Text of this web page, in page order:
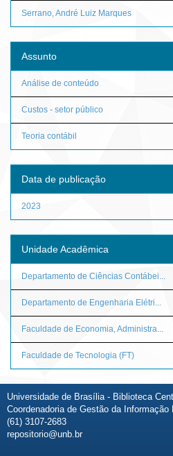
Serrano, André Luiz Marques
Assunto
Análise de conteúdo
Custos - setor público
Teoria contábil
Data de publicação
2023
Unidade Acadêmica
Departamento de Ciências Contábei...
Departamento de Engenharia Elétri...
Faculdade de Economia, Administra...
Faculdade de Tecnologia (FT)
Universidade de Brasília - Biblioteca
Coordenadoria de Gestão da Informação
(61) 3107-2683
repositorio@unb.br